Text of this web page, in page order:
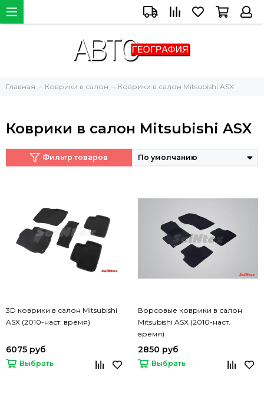
Главная Коврики в салон Коврики в салон Mitsubishi ASX
Коврики в салон Mitsubishi ASX
Фильтр товаров
3D коврики в салон Mitsubishi
ASX (2010-наст. время)
6075 руб
Выбрать
Ворсовые коврики в салон
Mitsubishi ASX (2010-наст.
время)
2850 руб
Выбрать